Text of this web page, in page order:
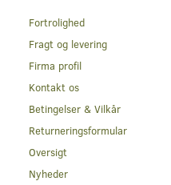
Fortrolighed
Fragt og levering
Firma profil
Kontakt os
Betingelser & Vilkår
Returneringsformular
Oversigt
Nyheder